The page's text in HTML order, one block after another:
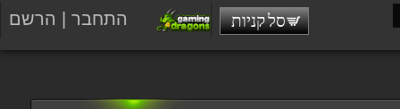
התחבר הרשם סל קניות